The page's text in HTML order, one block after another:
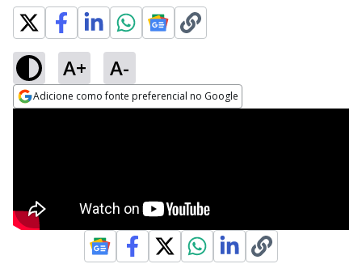
A+ A-
Adicione como fonte preferencial no Google